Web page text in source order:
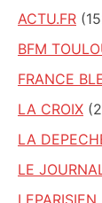
ACTU.FR
BFM
FRANCE
LA CROIX
LA
LE
LEPARISIEN